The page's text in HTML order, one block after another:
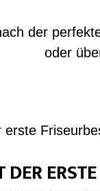
der
oder
ERSTE